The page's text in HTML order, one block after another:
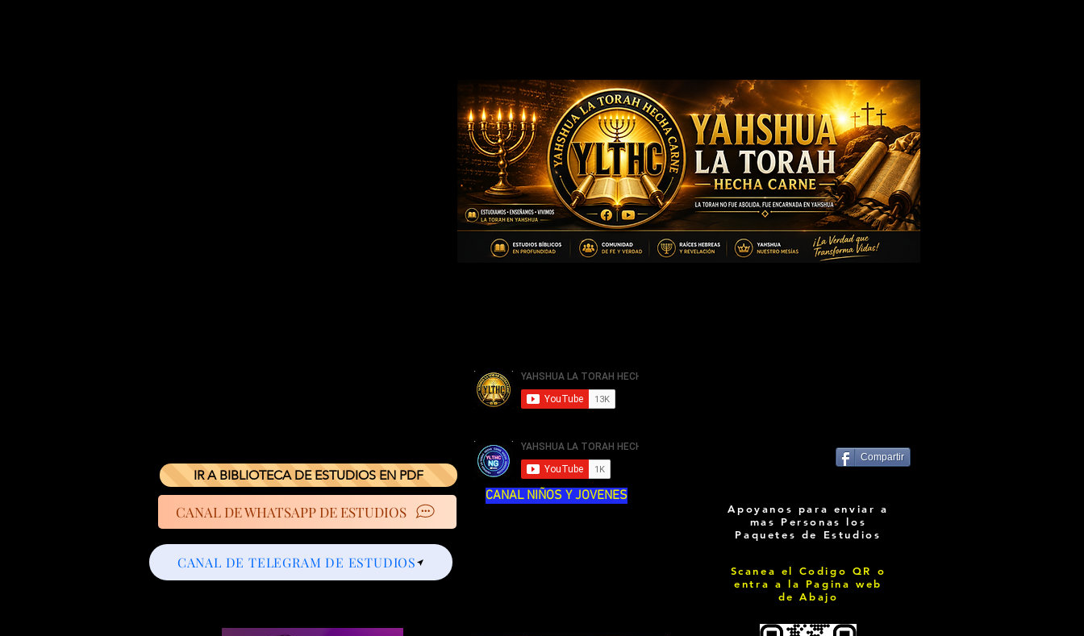
Compartir
IR A BIBLIOTECA DE ESTUDIOS EN PDF
CANAL DE WHATSAPP DE ESTUDIOS
CANAL NIÑOS Y JOVENES
CANAL DE TELEGRAM DE ESTUDIOS
Apoyanos para enviar a
mas Personas los
Paquetes de Estudios
Scanea el Codigo QR o
entra a la Pagina web
de Abajo